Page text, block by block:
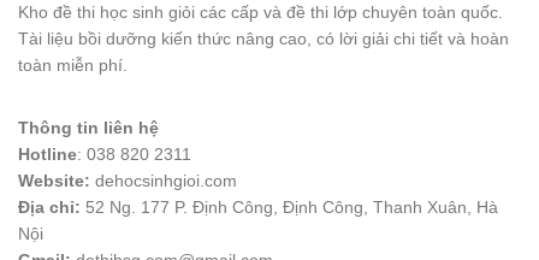
Kho đề thi học sinh giỏi các cấp và đề thi lớp chuyên toàn quốc.
Tài liệu bồi dưỡng kiến thức nâng cao, có lời giải chi tiết và hoàn
toàn miễn phí.
Thông tin liên hệ
Hotline: 038 820 2311
Website: dehocsinhgioi.com
Địa chỉ: 52 Ng. 177 P. Định Công, Định Công, Thanh Xuân, Hà
Nội